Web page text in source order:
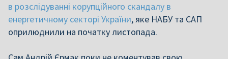
в розслідуванні корупційного скандалу в
енергетичному секторі України, яке НАБУ та САП
оприлюднили на початку листопада.